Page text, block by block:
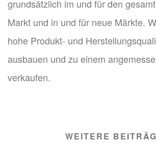
grundsätzlich im und für den
Markt und in und für neue Märkte.
hohe Produkt- und
ausbauen und zu einem
verkaufen.
WEITERE